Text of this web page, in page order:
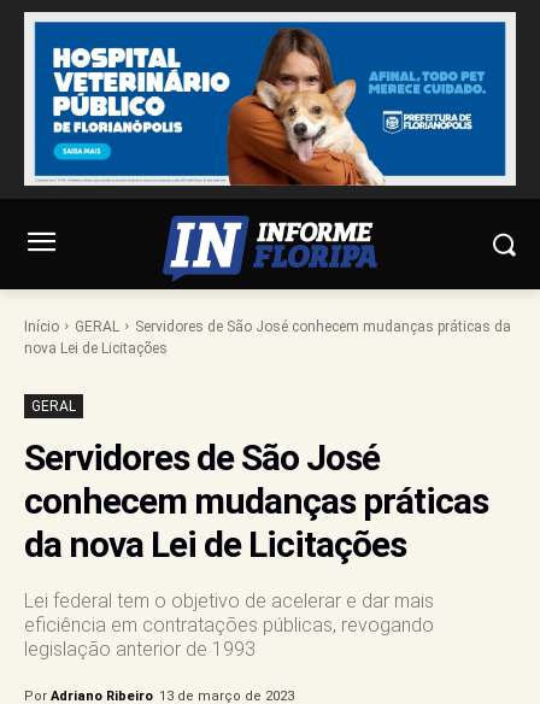
Início GERAL
Servidores de São José conhecem mudanças práticas da
nova Lei de Licitações
GERAL
Servidores de São José
conhecem mudanças práticas
da nova Lei de Licitações
Lei federal tem o objetivo de acelerar e dar mais
eficiência em contratações públicas, revogando
legislação anterior de 1993
Por Adriano Ribeiro 13 de março de 2023